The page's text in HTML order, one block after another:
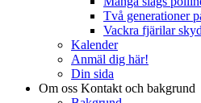
Två generationer
Vackra fjärilar
Kalender
Anmäl dig här!
Din sida
Om oss Kontakt och bakgrund